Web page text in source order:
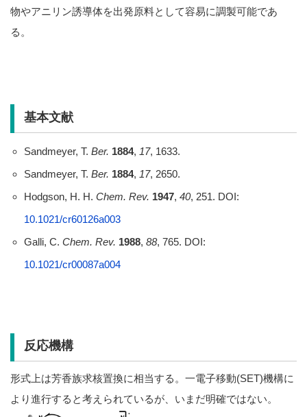
物やアニリン誘導体を出発原料として容易に調製可能であ
る。
基本文献
Sandmeyer, T. Ber. 1884, 17, 1633.
Sandmeyer, T. Ber. 1884, 17, 2650.
Hodgson, H. H. Chem. Rev. 1947, 40, 251. DOI:
10.1021/cr60126a003
Galli, C. Chem. Rev. 1988, 88, 765. DOI:
10.1021/cr00087a004
反応機構
形式上は芳香族求核置換に相当する。一電子移動(SET)機構に
より進行すると考えられているが、いまだ明確ではない。